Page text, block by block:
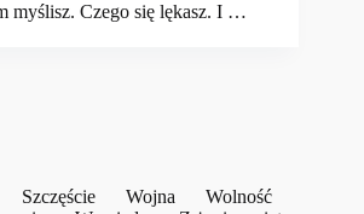
myślisz. Czego się lękasz. I …
Szczęście Wojna
Wolność